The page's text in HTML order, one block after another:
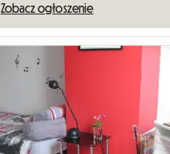
Zobacz ogłoszenie